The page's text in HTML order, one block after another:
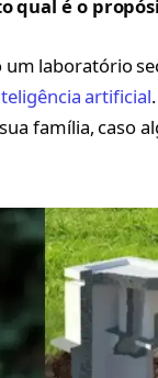
qual é o
um laboratório
artificial
família, caso